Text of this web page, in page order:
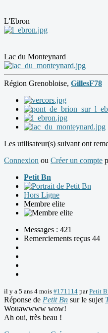
L'Ebron
Lac du Monteynard
Région Grenobloise, GillesF78
Les utilisateur(s) suivant ont
Connexion ou Créer un compte
Petit Bn
Hors Ligne
Membre elite
Messages : 421
Remerciements reçus 44
il y a 5 ans 4 mois #171114 parPetit
Réponse de Petit Bn sur le sujet
Wouawwww wow!
Ah oui, très beau !